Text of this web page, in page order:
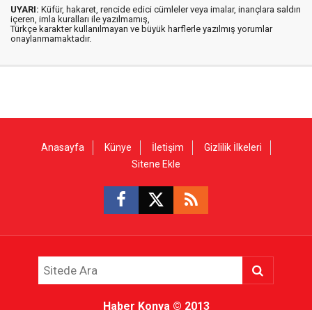
UYARI: Küfür, hakaret, rencide edici cümleler veya imalar, inançlara saldırı
içeren, imla kuralları ile yazılmamış,
Türkçe karakter kullanılmayan ve büyük harflerle yazılmış yorumlar
onaylanmamaktadır.
Anasayfa Künye İletişim
Gizlilik İlkeleri
Sitene Ekle
Haber Konya© 2013